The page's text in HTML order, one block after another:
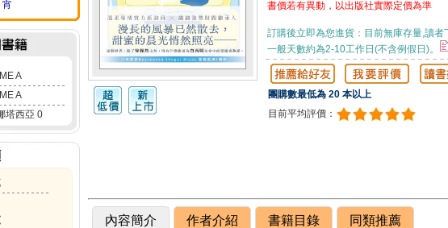
宵
A
A
塔西亞 0
書價若有異動，以出版社實際定價為準
訂購後立即為您進貨：目前無庫存量,讀者
一般天數約為2-10工作日(不含例假日)。
團購數最低為 20 本以上
目前平均評價：
內容簡介 作者介紹 書籍目錄 同類推薦